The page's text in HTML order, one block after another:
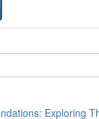
Exploring